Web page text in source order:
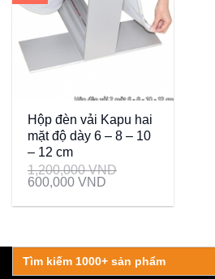
Hộp đèn vải Kapu hai
mặt độ dày 6 – 8 – 10
– 12 cm
1,200,000VND
600,000 VND
Search
for: